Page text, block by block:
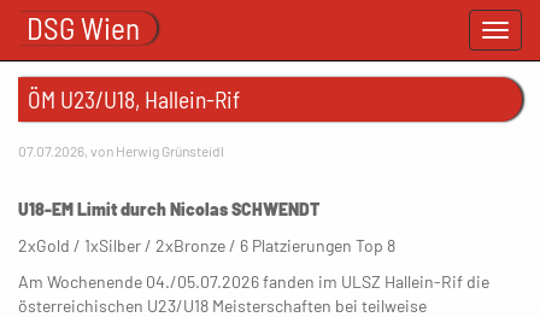
Toggle
DSG Wien
ÖM U23/U18, Hallein-Rif
07.07.2026, von Herwig Grünsteidl
U18-EM Limit durch Nicolas SCHWENDT
2xGold / 1xSilber / 2xBronze / 6 Platzierungen Top 8
Am Wochenende 04./05.07.2026 fanden im ULSZ Hallein-Rif die
österreichischen U23/U18 Meisterschaften bei teilweise